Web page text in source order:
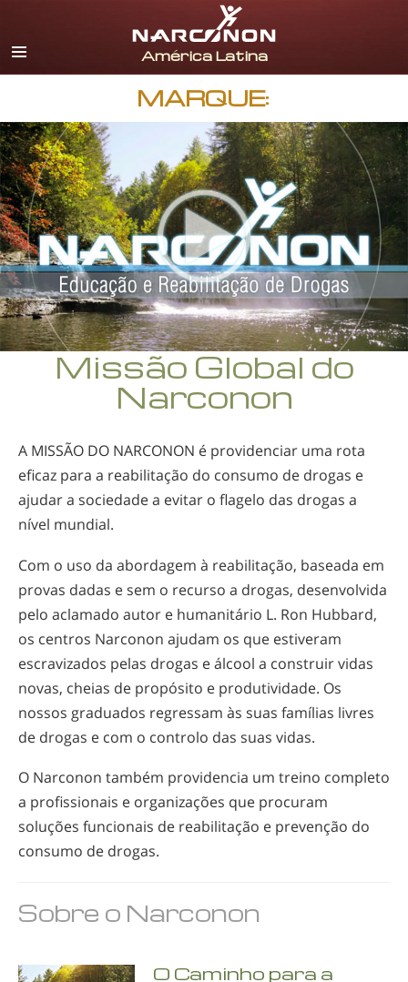
Espanhol
Inglês
Português
Italiano
Francês
Holandês
Alemão
Croata
Todas as Regiões/Línguas
MARQUE:
Missão Global do
Narconon
A MISSÃO DO NARCONON é providenciar uma rota
eficaz para a reabilitação do consumo de drogas e
ajudar a sociedade a evitar o flagelo das drogas a
nível mundial.
Com o uso da abordagem à reabilitação, baseada em
provas dadas e sem o recurso a drogas, desenvolvida
pelo aclamado autor e humanitário L. Ron Hubbard,
os centros Narconon ajudam os que estiveram
escravizados pelas drogas e álcool a construir vidas
novas, cheias de propósito e produtividade. Os
nossos graduados regressam às suas famílias livres
de drogas e com o controlo das suas vidas.
O Narconon também providencia um treino completo
a profissionais e organizações que procuram
soluções funcionais de reabilitação e prevenção do
consumo de drogas.
Sobre o Narconon
O Caminho para a